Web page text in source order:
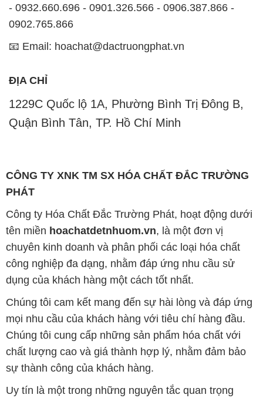
- 0932.660.696 - 0901.326.566 - 0906.387.866 -
0902.765.866
📧 Email: hoachat@dactruongphat.vn
ĐỊA CHỈ
1229C Quốc lộ 1A, Phường Bình Trị Đông B,
Quận Bình Tân, TP. Hồ Chí Minh
CÔNG TY XNK TM SX HÓA CHẤT ĐẮC TRƯỜNG
PHÁT
Công ty Hóa Chất Đắc Trường Phát, hoạt động dưới
tên miền hoachatdetnhuom.vn, là một đơn vị
chuyên kinh doanh và phân phối các loại hóa chất
công nghiệp đa dạng, nhằm đáp ứng nhu cầu sử
dụng của khách hàng một cách tốt nhất.
Chúng tôi cam kết mang đến sự hài lòng và đáp ứng
mọi nhu cầu của khách hàng với tiêu chí hàng đầu.
Chúng tôi cung cấp những sản phẩm hóa chất với
chất lượng cao và giá thành hợp lý, nhằm đảm bảo
sự thành công của khách hàng.
Uy tín là một trong những nguyên tắc quan trọng